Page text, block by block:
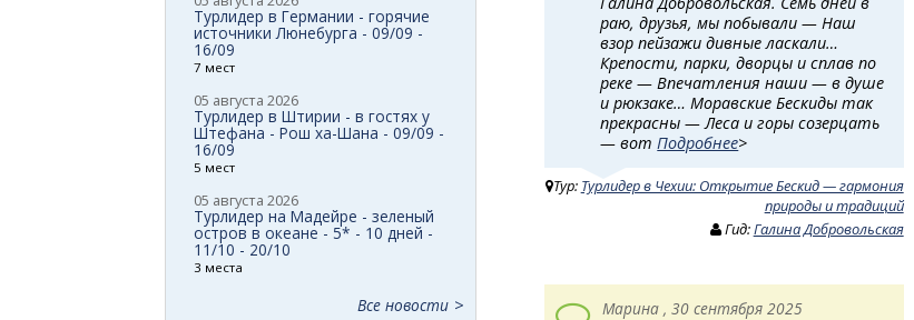
раю, друзья, мы побывали — Наш
взор пейзажи дивные ласкали…
Крепости, парки, дворцы и сплав по
реке — Впечатления наши — в душе
и рюкзаке… Моравские Бескиды так
прекрасны — Леса и горы созерцать
— вотПодробнее>
Тур: Турлидер в Чехии: Открытие Бескид — гармония
природы и традиций
Гид:Галина Добровольская
Марина , 30 сентября 2025
Турлидер в Германии - горячие
источники Люнебурга - 09/09 -
16/09
7 мест
05 августа 2026
Турлидер в Штирии - в гостях у
Штефана - Рош ха-Шана - 09/09 -
16/09
5 мест
05 августа 2026
Турлидер на Мадейре - зеленый
остров в океане - 5* - 10 дней -
11/10 - 20/10
3 места
Все новости